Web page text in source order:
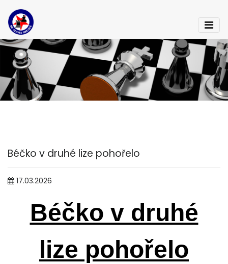
Béčko v druhé lize pohořelo
17.03.2026
Béčko v druhé
lize pohořelo